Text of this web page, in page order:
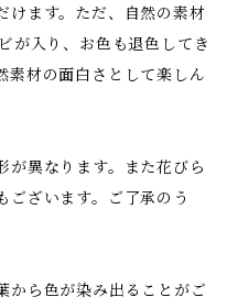
けます。ただ、自然の素材
が入り、お色も退色してき
素材の面白さとして楽しん
異なります。また花びら
ございます。ご了承のう
ら色が染み出ることがご